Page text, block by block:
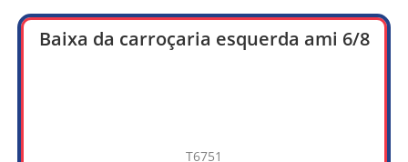
Baixa da carroçaria esquerda ami 6/8
T6751